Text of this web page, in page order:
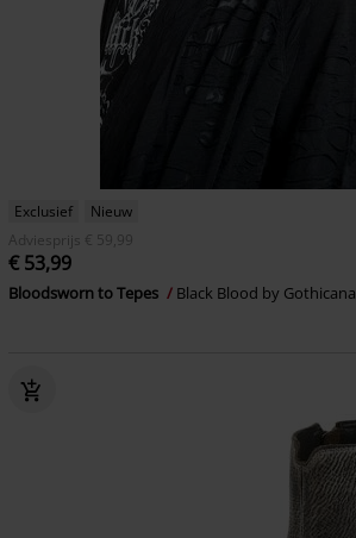
Exclusief
Nieuw
Adviesprijs
€ 59,99
€ 53,99
Bloodsworn to Tepes Black Blood by Gothicana